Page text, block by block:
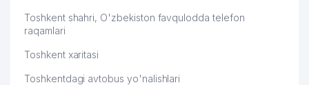
Toshkent shahri, O'zbekiston favqulodda telefon
raqamlari
Toshkent xaritasi
Toshkentdagi avtobus yo'nalishlari